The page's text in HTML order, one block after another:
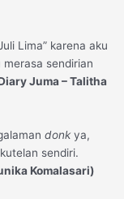
Lima” karena aku
sendirian
Juma –Talitha
donkya,
sendiri.
Komalasari)